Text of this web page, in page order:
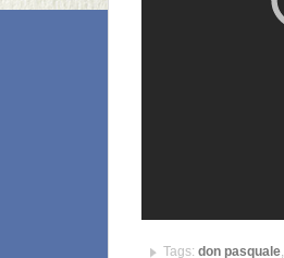
Tags: don pasquale,